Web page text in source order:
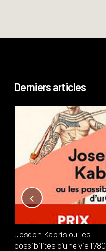
Derniers articles
Joseph Kabris ou les
possibilités d’une vie